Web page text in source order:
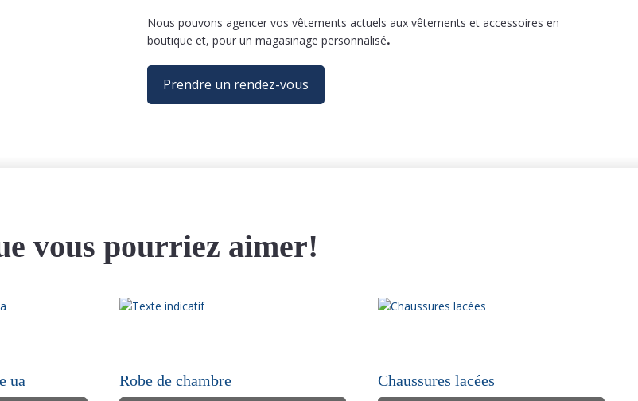
Nous pouvons agencer vos vêtements actuels aux vêtements et accessoires en
boutique et, pour un magasinage personnalisé.
Prendre un rendez-vous
vous pourriez aimer!
ua Robe de chambre Chaussures lacées